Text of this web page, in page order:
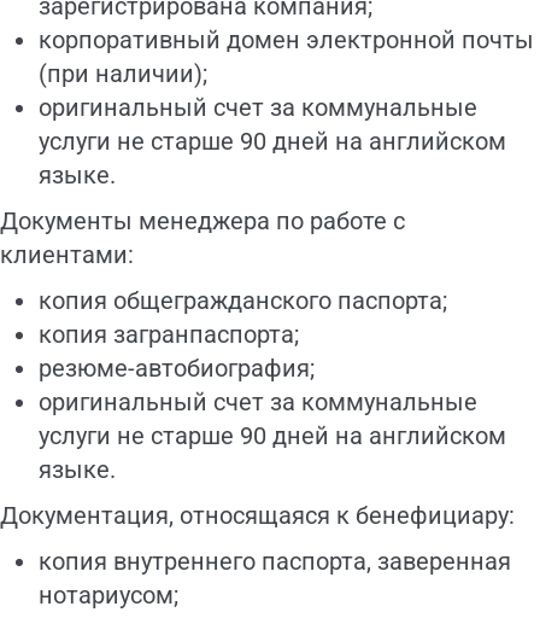
зарегистрирована компания;
корпоративный домен электронной почты
(при наличии);
оригинальный счет за коммунальные
услуги не старше 90 дней на английском
языке.
Документы менеджера по работе с
клиентами:
копия общегражданского паспорта;
копия загранпаспорта;
резюме-автобиография;
оригинальный счет за коммунальные
услуги не старше 90 дней на английском
языке.
Документация, относящаяся к бенефициару:
копия внутреннего паспорта, заверенная
нотариусом;